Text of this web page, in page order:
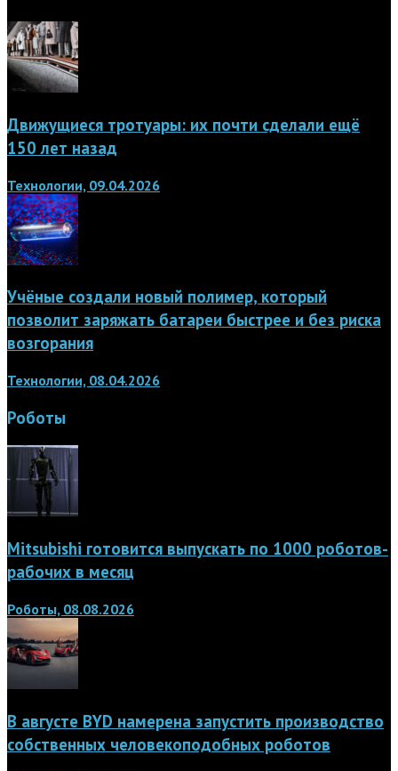
Движущиеся тротуары: их почти сделали ещё
150 лет назад
Технологии, 09.04.2026
Учёные создали новый полимер, который
позволит заряжать батареи быстрее и без риска
возгорания
Технологии, 08.04.2026
Роботы
Mitsubishi готовится выпускать по 1000 роботов-
рабочих в месяц
Роботы, 08.08.2026
В августе BYD намерена запустить производство
собственных человекоподобных роботов